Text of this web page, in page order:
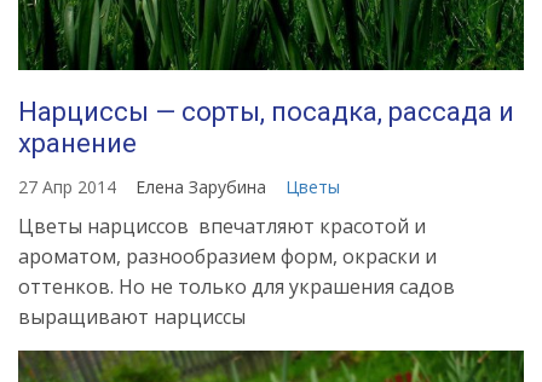
Нарциссы — сорты, посадка, рассада и
хранение
27 Апр 2014 Елена Зарубина Цветы
Цветы нарциссов впечатляют красотой и
ароматом, разнообразием форм, окраски и
оттенков. Но не только для украшения садов
выращивают нарциссы